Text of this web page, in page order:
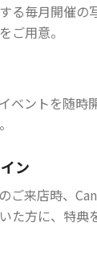
る毎月開催の
ご用意。
ベントを随時
ン
ご来店時、
た方に、特典